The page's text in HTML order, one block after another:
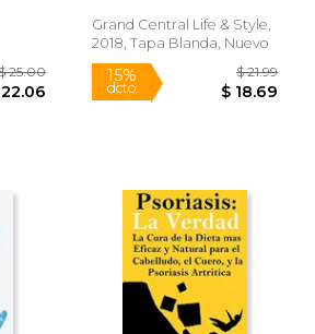
15%
dcto. $
Inflammation and
Drop Pounds Fast (en
Grand Central Life & Style,
2018, Tapa Blanda, Nuevo